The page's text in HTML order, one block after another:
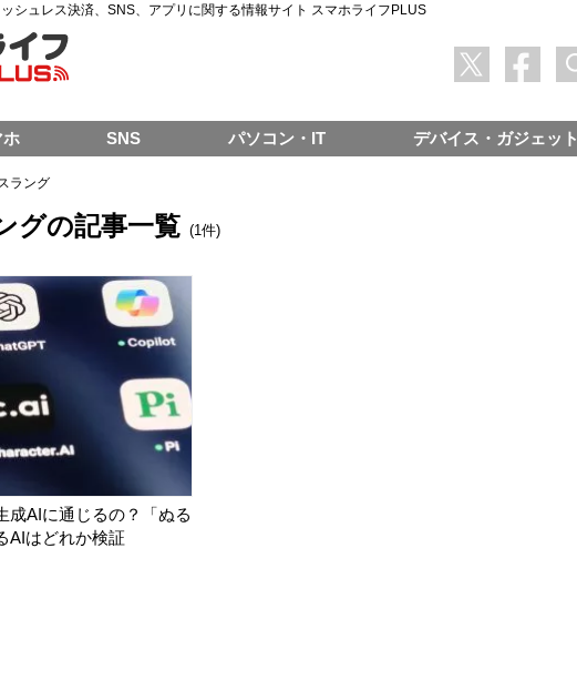
シュレス決済、SNS、アプリに関する情報サイト スマホライフPLUS
ラング
グの記事一覧 (1件)
成AIに通じるの？「ぬる
AIはどれか検証
ホ SNS パソコン・IT デバイス・ガジェット